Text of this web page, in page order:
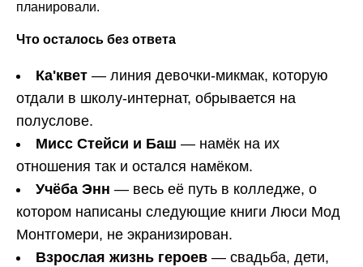
планировали.
Что осталось без ответа
Ка'квет — линия девочки-микмак, которую
отдали в школу-интернат, обрывается на
полуслове.
Мисс Стейси и Баш — намёк на их
отношения так и остался намёком.
Учёба Энн — весь её путь в колледже, о
котором написаны следующие книги Люси Мод
Монтгомери, не экранизирован.
Взрослая жизнь героев — свадьба, дети,